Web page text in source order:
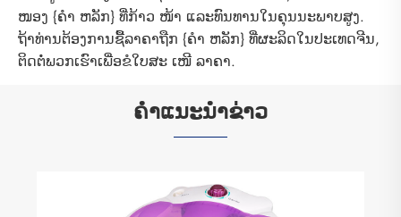
ໜອງ {ຄຳ ຫລັກ} ທີ່ກ້າວ ໜ້າ ແລະທົນທານໃນຄຸນນະພາບສູງ.
ຖ້າທ່ານຕ້ອງການຊື້ລາຄາຖືກ {ຄຳ ຫລັກ} ທີ່ຜະລິດໃນປະເທດຈີນ,
ຕິດຕໍ່ພວກເຮົາເພື່ອຂໍໃບສະ ເໜີ ລາຄາ.
ຄໍາແນະນໍາຂ່າວ